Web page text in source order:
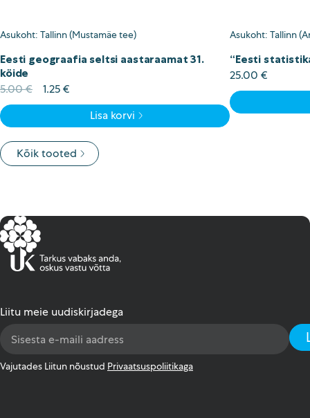
Asukoht: Tallinn (Mustamäe tee)
Eesti geograafia seltsi aastaraamat 31.
köide
5.00€
Algne
hind
5.00 €.
1.25€
price
1.25 €.
Lisa korvi
Asukoht: Tallinn
“Eesti
25.00 €
Kõik tooted
Liitu meie uudiskirjadega
Address
Vajutades Liitun nõustud Privaatsuspoliitikaga